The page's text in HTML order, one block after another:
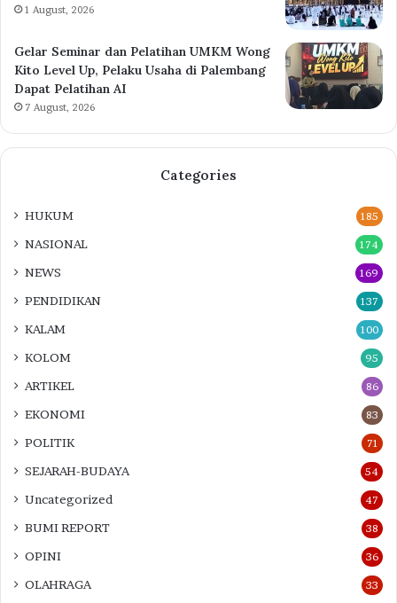
1 August, 2026
Gelar Seminar dan Pelatihan UMKM Wong
Kito Level Up, Pelaku Usaha di Palembang
Dapat Pelatihan AI
7 August, 2026
Categories
HUKUM 185
NASIONAL 174
NEWS 169
PENDIDIKAN 137
KALAM 100
KOLOM 95
ARTIKEL 86
EKONOMI 83
POLITIK 71
SEJARAH-BUDAYA 54
Uncategorized 47
BUMI REPORT 38
OPINI 36
OLAHRAGA 33